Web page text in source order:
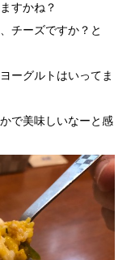
すかね？
チーズですか？と
ーグルトはいってま
で美味しいなーと感